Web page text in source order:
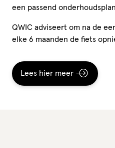
een passend
QWIC adviseert om na de
elke 6 maanden de fiets
Lees hier meer